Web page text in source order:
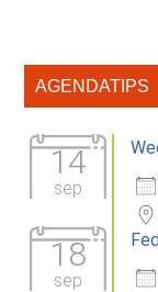
Primaire
AGENDATIPS
14
sep
18
sep